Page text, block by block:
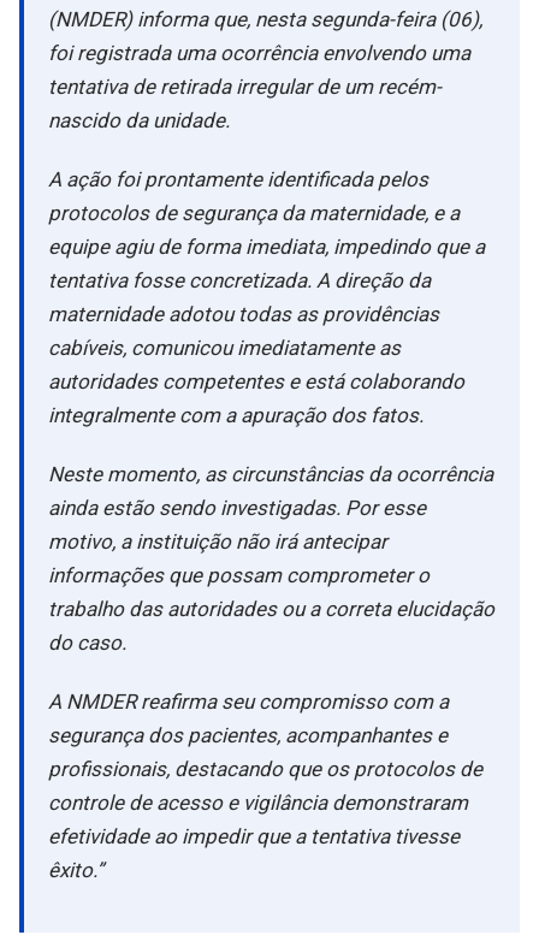
(NMDER) informa que, nesta segunda-feira (06),
foi registrada uma ocorrência envolvendo uma
tentativa de retirada irregular de um recém-
nascido da unidade.
A ação foi prontamente identificada pelos
protocolos de segurança da maternidade, e a
equipe agiu de forma imediata, impedindo que a
tentativa fosse concretizada. A direção da
maternidade adotou todas as providências
cabíveis, comunicou imediatamente as
autoridades competentes e está colaborando
integralmente com a apuração dos fatos.
Neste momento, as circunstâncias da ocorrência
ainda estão sendo investigadas. Por esse
motivo, a instituição não irá antecipar
informações que possam comprometer o
trabalho das autoridades ou a correta elucidação
do caso.
A NMDER reafirma seu compromisso com a
segurança dos pacientes, acompanhantes e
profissionais, destacando que os protocolos de
controle de acesso e vigilância demonstraram
efetividade ao impedir que a tentativa tivesse
êxito.”